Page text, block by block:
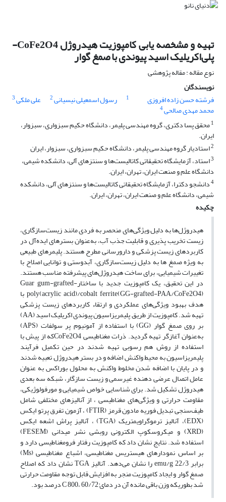
تهیه و مشخصه یابی کامپوزیت هیدروژل CoFe2O4-
پلی‌اکریلیک اسید پیوندی با صمغ گوار
نوع مقاله : مقاله پژوهشی
نویسندگان
فرشته حسن زاده افروزی
1 رسول اسمعیلی نیسیانی2 علی ملکی3
محمد مهدی صالحی4
1محقق پسا دکتری، گروه مهندسی پلیمر، دانشگاه حکیم سبزواری، سبزوار،
ایران.
2استادیار گروه مهندسی پلیمر، دانشگاه حکیم سبزواری، سبزوار، ایران
3استاد، آزمایشگاه تحقیقاتی کاتالیست‌ها و سنتزهای آلی، دانشکده شیمی،
دانشگاه علم و صنعت ایران، تهران، ایران.
4دانشجو دکترا، آزمایشگاه تحقیقاتی کاتالیست‌ها و سنتزهای آلی، دانشکده
شیمی، دانشگاه علم و صنعت ایران، تهران، ایران.
چکیده
هیدروژل‌ها به دلیل ویژگی‌های منحصر به فردی مانند زیست‌سازگاری،
زیست تخریب پذیری و قابلیت جذب آب، به‌عنوان بسترهای ایده‌آل در
کاربردهای زیست پزشکی و دارورسانی مطرح هستند. پلیمرهای طبیعی
به ویژه صمغ ها به دلیل زیست‌سازگاری، آبدوستی و توانایی اصلاح با
تغییرات شیمیایی، برای ساخت هیدروژل‌های پیشرفته مناسب هستند.
در این تحقیق، یک کامپوزیت جدید با ساختارGuar gum-grafted-
poly(acrylic acid)/cobalt ferrite(GG-grafted-PAA/CoFe2O4) با
هدف بهبود ویژگی‌های عملکردی و ارتقاء کاربردهای زیست پزشکی
تهیه شد. کامپوزیت از طریق ‌پلیمریزاسیون پیوندی اکریلیک اسید (AA)
بر روی صمغ گوار (GG) با استفاده از آمونیوم پر سولفات (APS)
به‌عنوان آغازگر تهیه گردید. ذرات مغناطیسی CoFe2O4که از پیش با
استفاده از روش هم رسوبی تهیه شدند در حین تکمیل فرآیند
پلیمریزاسیون به محیط واکنش اضافه و در بستر هیدروژل تعبیه شدند
و در پایان با اضافه شدن مخلوط واکنش به محلول بوراکس به عنوان
عامل اتصال عرضی دهنده غیرسمی و زیست سازگار، شبکه سه بعدی
هیدروژل تشکیل شد. برای شناسایی خواص شیمیایی و مورفولوژیکی،
مقاومت حرارتی و ویژگی‌های مغناطیسی ، از آنالیزهای مختلفی شامل
طیف‌سنجی تبدیل فوریه مادون قرمز (FTIR) ، آزمون تفرق پرتو ایکس
(EDX)، آنالیز ترموگراویمتریک (TGA) ، آنالیز پراش اشعه ایکس
(XRD) و میکروسکوپ الکترونی روبشی نشر میدانی (FESEM)
استفاده شد. نتایج نشان داد که کامپوزیت رفتار فرومغناطیسی دارد و
بر اساس نمودارهای هیستریس مغناطیسی، اشباع مغناطیسی (Ms)
برابر emu/g 22/3 را نشان می‌دهد. آنالیز TGA نشان داد که اصلاح
صمغ گوار و ایجاد کامپوزیت منجر به افزایش قابل توجه مقاومت حرارتی
شد بطوریکه وزن باقی مانده آن در دمای°C 800، 60/72 درصد بود.